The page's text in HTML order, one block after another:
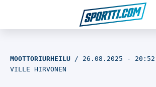
MOOTTORIURHEILU 26.08.2025 - 20:52
VILLE HIRVONEN